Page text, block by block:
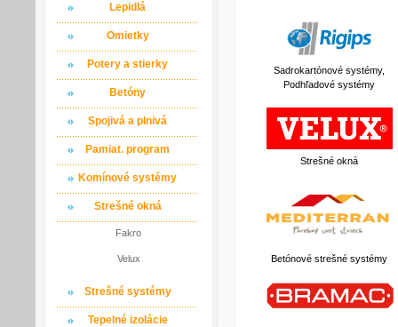
Lepidlá
Omietky
Potery a stierky
Betóny
Spojivá a plnivá
Pamiat. program
Komínové systémy
Strešné okná
Fakro
Velux
Strešné systémy
Tepelné izolácie
Sadrokartónové systémy,
Podhľadové systémy
Strešné okná
Betónové strešné systémy